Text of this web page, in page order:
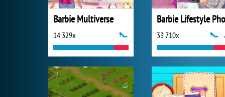
Barbie Multiverse
14 329x 33 710x